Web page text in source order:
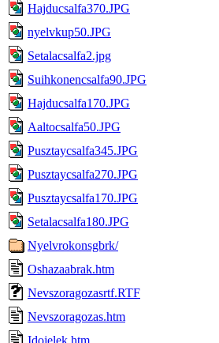
Hajducsalfa370.JPG
nyelvkup50.JPG
Setalacsalfa2.jpg
Suihkonencsalfa90.JPG
Hajducsalfa170.JPG
Aaltocsalfa50.JPG
Pusztaycsalfa345.JPG
Pusztaycsalfa270.JPG
Pusztaycsalfa170.JPG
Setalacsalfa180.JPG
Nyelvrokonsgbrk/
Oshazaabrak.htm
Nevszoragozasrtf.RTF
Nevszoragozas.htm
Idojelek.htm